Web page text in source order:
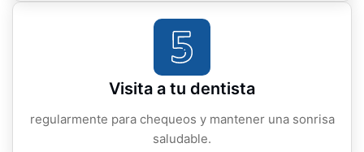
Visita a tu dentista
regularmente para chequeos y mantener una sonrisa
saludable.